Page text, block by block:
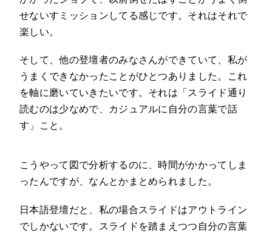
せないすミッションしてる感じです。それはそれで
楽しい。
そして、他の登壇者のみなさんができていて、私が
うまくできなかったことがひとつありました。これ
を軸に磨いていきたいです。それは「スライド通り
読むのは少なめで、カジュアルに自分の言葉で話
す」こと。
こうやって図で分析するのに、時間がかかってしま
ったんですが、なんとかまとめられました。
日本語登壇だと、私の場合スライドはアウトライン
でしかないです。スライドを踏まえつつ自分の言葉